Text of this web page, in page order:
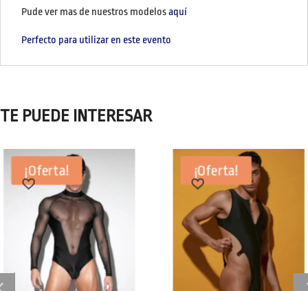
Pude ver mas de nuestros modelosaquí
Perfecto para utilizar en este evento
TE PUEDE INTERESAR
¡Oferta! ¡Oferta!